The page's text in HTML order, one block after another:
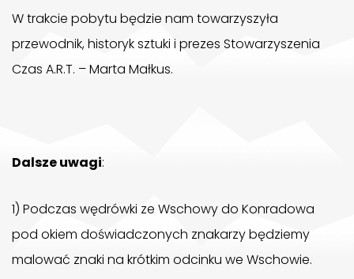
W trakcie pobytu będzie nam towarzyszyła
przewodnik, historyk sztuki i prezes Stowarzyszenia
Czas A.R.T. – Marta Małkus.
Dalsze uwagi:
1) Podczas wędrówki ze Wschowy do Konradowa
pod okiem doświadczonych znakarzy będziemy
malować znaki na krótkim odcinku we Wschowie.